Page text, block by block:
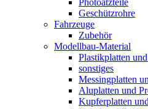
Photoätzteile
Geschützrohre
Fahrzeuge
Zubehör
Modellbau-Material
Plastikplatten
sonstiges
Messingplatten
Aluplatten und
Kupferplatten